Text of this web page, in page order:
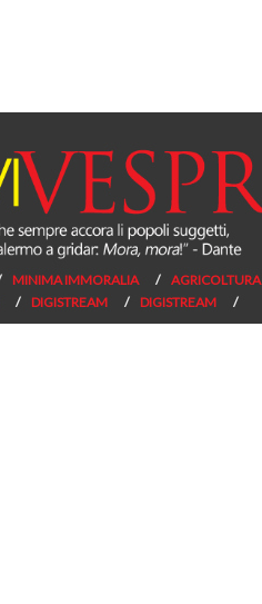
MINIMA IMMORALIA AGRICOLTURA
DIGISTREAM DIGISTREAM